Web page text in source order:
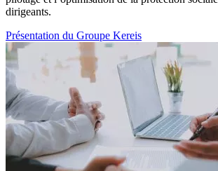
dirigeants.
Présentation du Groupe Kereis